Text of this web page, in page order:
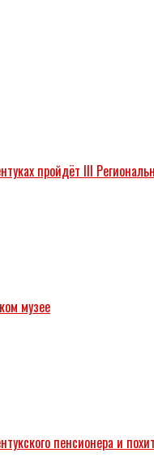
пройдёт III
музее
пенсионера и